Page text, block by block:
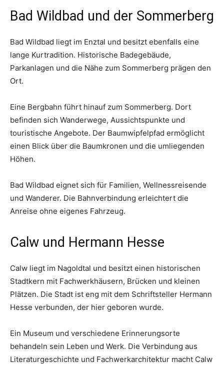
Bad Wildbad und der Sommerberg
Bad Wildbad liegt im Enztal und besitzt ebenfalls eine
lange Kurtradition. Historische Badegebäude,
Parkanlagen und die Nähe zum Sommerberg prägen den
Ort.
Eine Bergbahn führt hinauf zum Sommerberg. Dort
befinden sich Wanderwege, Aussichtspunkte und
touristische Angebote. Der Baumwipfelpfad ermöglicht
einen Blick über die Baumkronen und die umliegenden
Höhen.
Bad Wildbad eignet sich für Familien, Wellnessreisende
und Wanderer. Die Bahnverbindung erleichtert die
Anreise ohne eigenes Fahrzeug.
Calw und Hermann Hesse
Calw liegt im Nagoldtal und besitzt einen historischen
Stadtkern mit Fachwerkhäusern, Brücken und kleinen
Plätzen. Die Stadt ist eng mit dem Schriftsteller Hermann
Hesse verbunden, der hier geboren wurde.
Ein Museum und verschiedene Erinnerungsorte
behandeln sein Leben und Werk. Die Verbindung aus
Literaturgeschichte und Fachwerkarchitektur macht Calw